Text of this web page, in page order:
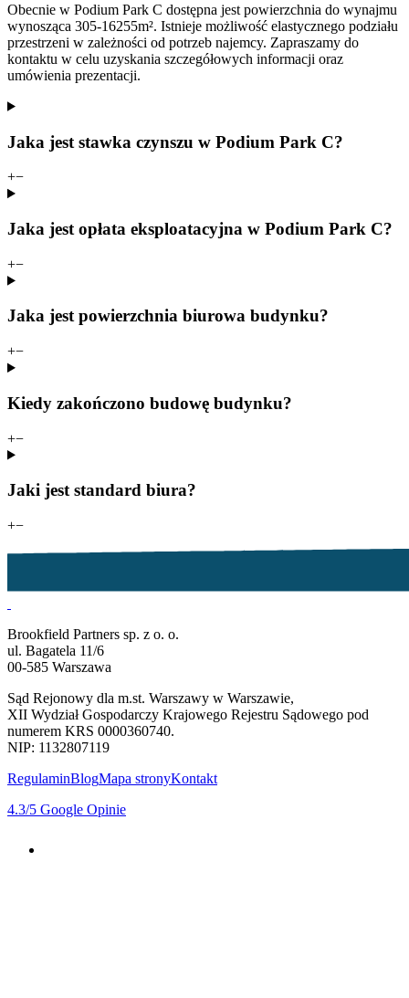
Obecnie w Podium Park C dostępna jest powierzchnia do wynajmu
wynosząca 305-16255m². Istnieje możliwość elastycznego podziału
przestrzeni w zależności od potrzeb najemcy. Zapraszamy do
kontaktu w celu uzyskania szczegółowych informacji oraz
umówienia prezentacji.
Jaka jest stawka czynszu w Podium Park C?
+−
Jaka jest opłata eksploatacyjna w Podium Park C?
+−
Jaka jest powierzchnia biurowa budynku?
+−
Kiedy zakończono budowę budynku?
+−
Jaki jest standard biura?
+−
Brookfield Partners sp. z o. o.
ul. Bagatela 11/6
00-585 Warszawa
Sąd Rejonowy dla m.st. Warszawy w Warszawie,
XII Wydział Gospodarczy Krajowego Rejestru Sądowego pod
numerem KRS 0000360740.
NIP: 1132807119
RegulaminBlogMapa stronyKontakt
4.3/5 Google Opinie